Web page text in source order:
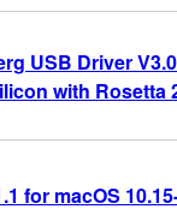
USB Driver
with Rosetta
for macOS